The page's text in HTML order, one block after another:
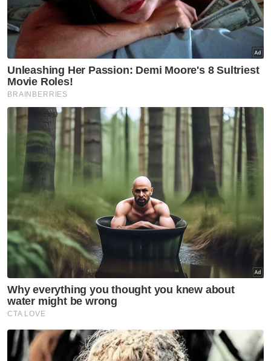
Antara rampasan barang kes melibatkan Op Karen yang
dilaksanakan SPRM pada 2025.
Berita Telus & Tulus menerusi E-Mel setiap
hari!
Kontena terbang
Katanya lagi, SPRM turut membongkar kes
'Kontena Terbang' di Pelabuhan Klang yang
dianggarkan menyebabkan ketirisan hasil
negara sehingga RM3.5 bilion dalam tempoh
10 tahun, selain merampas wang tunai RM4.4
juta daripada pegawai kastam yang terlibat.